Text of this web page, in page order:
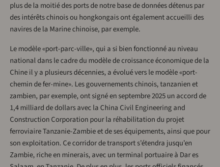
plus de la moitié des ports de notre base de données détenus par
des intérêts chinois ou hongkongais ont également accueilli des
navires de la Marine chinoise, par exemple.
Le modèle «port-parc-ville», qui a si bien fonctionné au niveau
national dans le cadre du modèle de croissance économique de la
Chine il y a plusieurs décennies, a évolué vers le modèle «port-
chemin de fer-mine». Les gouvernements chinois, tanzanien et
zambien, par exemple, ont signé en septembre 2025 un accord de
1,4 milliard de dollars avec la China Civil Engineering and
Construction Corporation pour la réhabilitation du projet
ferroviaire Tanzanie-Zambie et de ses équipements, ainsi que pour
son exploitation. Ce corridor de transport s’étendra jusqu’en
Zambie, riche en minerais, avec un terminal portuaire à Dar es